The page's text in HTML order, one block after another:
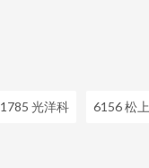
1785 光洋科 6156 松上